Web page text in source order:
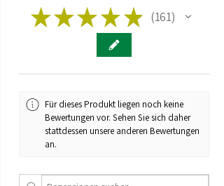
★★★ ★ ★ 161
161
Für dieses Produkt liegen noch keine
Bewertungen vor. Sehen Sie sich daher
stattdessen unsere anderen Bewertungen
an.